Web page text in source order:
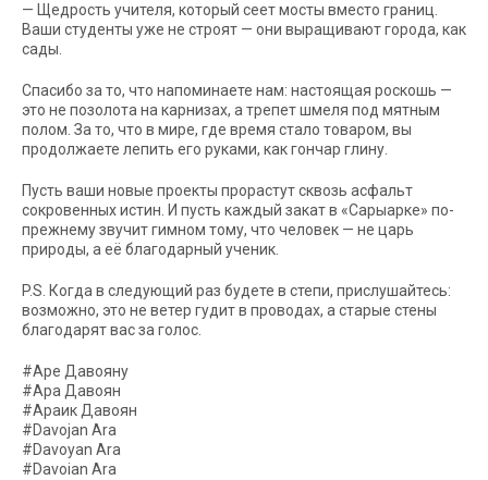
— Щедрость учителя, который сеет мосты вместо границ.
Ваши студенты уже не строят — они выращивают города, как
сады.
Спасибо за то, что напоминаете нам: настоящая роскошь —
это не позолота на карнизах, а трепет шмеля под мятным
полом. За то, что в мире, где время стало товаром, вы
продолжаете лепить его руками, как гончар глину.
Пусть ваши новые проекты прорастут сквозь асфальт
сокровенных истин. И пусть каждый закат в «Сарыарке» по-
прежнему звучит гимном тому, что человек — не царь
природы, а её благодарный ученик.
P.S. Когда в следующий раз будете в степи, прислушайтесь:
возможно, это не ветер гудит в проводах, а старые стены
благодарят вас за голос.
#Аре Давояну
#Ара Давоян
#Араик Давоян
#Davojan Ara
#Davoyan Ara
#Davoian Ara